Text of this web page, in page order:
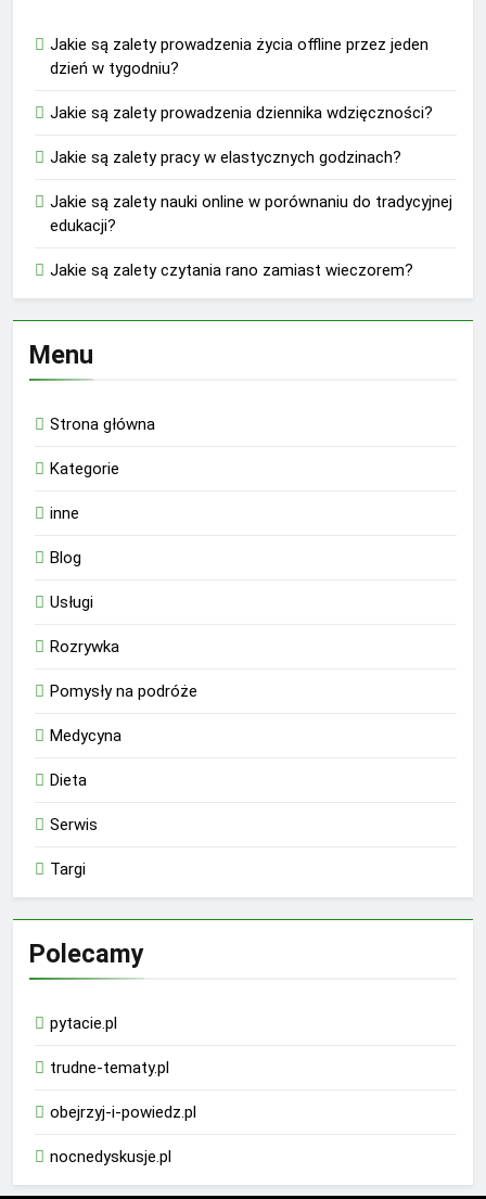
Jakie są zalety prowadzenia życia offline przez jeden
dzień w tygodniu?
Jakie są zalety prowadzenia dziennika wdzięczności?
Jakie są zalety pracy w elastycznych godzinach?
Jakie są zalety nauki online w porównaniu do tradycyjnej
edukacji?
Jakie są zalety czytania rano zamiast wieczorem?
Menu
Strona główna
Kategorie
inne
Blog
Usługi
Rozrywka
Pomysły na podróże
Medycyna
Dieta
Serwis
Targi
Polecamy
pytacie.pl
trudne-tematy.pl
obejrzyj-i-powiedz.pl
nocnedyskusje.pl